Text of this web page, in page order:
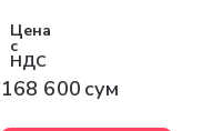
Цена
с
НДС
168 600 сум